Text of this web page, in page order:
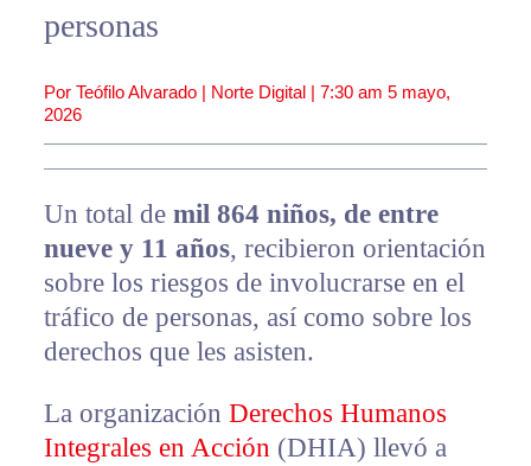
personas
Por Teófilo Alvarado | Norte Digital | 7:30 am 5 mayo,
2026
Un total de mil 864 niños, de entre
nueve y 11 años, recibieron orientación
sobre los riesgos de involucrarse en el
tráfico de personas, así como sobre los
derechos que les asisten.
La organización Derechos Humanos
Integrales en Acción (DHIA) llevó a